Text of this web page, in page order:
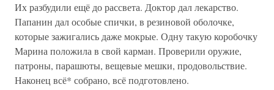
Их разбудили ещё до рассвета. Доктор дал лекарство.
Папанин дал особые спички, в резиновой оболочке,
которые зажигались даже мокрые. Одну такую коробочку
Марина положила в свой карман. Проверили оружие,
патроны, парашюты, вещевые мешки, продовольствие.
Наконец всё* собрано, всё подготовлено.